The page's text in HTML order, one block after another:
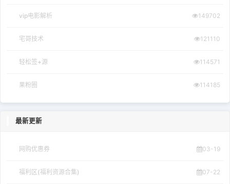
vip电影解析 149702
宅哥技术 121110
轻松签+源 114571
果粉圈 114185
最新更新
网购优惠券 03-19
福利区(福利资源合集) 07-22